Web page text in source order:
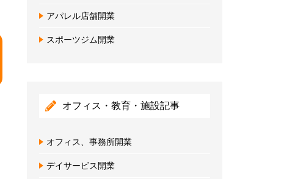
アパレル店舗開業
スポーツジム開業
オフィス・教育・施設記事
オフィス、事務所開業
デイサービス開業